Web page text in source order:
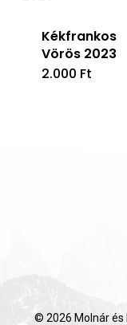
Kékfrankos
Vörös 2023
2.000 Ft
© 2026 Molnár és